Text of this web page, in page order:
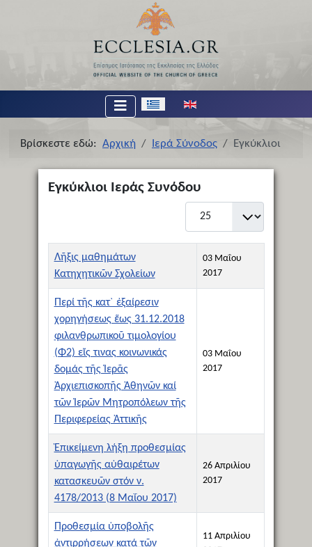
Επιλέξτε τη γλώσσα σας
Βρίσκεστε εδώ: Αρχική Ιερά Σύνοδος Εγκύκλιοι
Εγκύκλιοι Ιεράς Συνόδου
Εμφάνιση #
Τίτλος Ημερομηνία Δημιουργίας
Λῆξις μαθημάτων
Κατηχητικῶν Σχολείων
03 Μαΐου
2017
Περί τῆς κατ` ἐξαίρεσιν
χορηγήσεως ἕως 31.12.2018
φιλανθρωπικοῦ τιμολογίου
(Φ2) εἴς τινας κοινωνικάς
δομάς τῆς Ἱερᾶς
Ἀρχιεπισκοπῆς Ἀθηνῶν καί
τῶν Ἱερῶν Μητροπόλεων τῆς
Περιφερείας Ἀττικῆς
03 Μαΐου
2017
Ἐπικείμενη λήξη προθεσμίας
ὑπαγωγῆς αὐθαιρέτων
κατασκευῶν στόν ν.
4178/2013 (8 Μαΐου 2017)
26 Απριλίου
2017
Προθεσμία ὑποβολῆς
ἀντιρρήσεων κατά τῶν
11 Απριλίου